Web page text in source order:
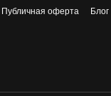
Публичная оферта Блог